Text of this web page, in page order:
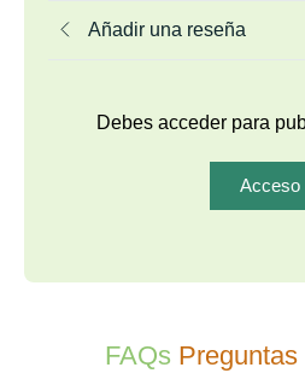
Añadir una reseña
Debes acceder para
Acceso
FAQs